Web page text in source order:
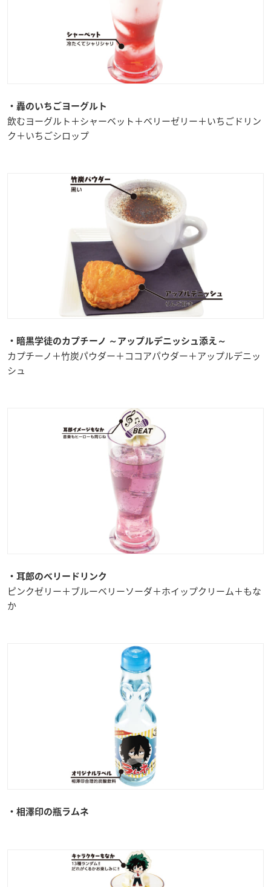
・轟のいちごヨーグルト
飲むヨーグルト＋シャーベット＋ベリーゼリー＋いちごドリン
ク＋いちごシロップ
・暗黒学徒のカプチーノ ～アップルデニッシュ添え～
カプチーノ＋竹炭パウダー＋ココアパウダー＋アップルデニッ
シュ
・耳郎のベリードリンク
ピンクゼリー＋ブルーベリーソーダ＋ホイップクリーム＋もな
か
・相澤印の瓶ラムネ